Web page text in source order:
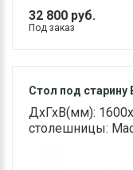
32 800 руб.
Под заказ
Стол под старину
ДхГхВ(мм):
столешницы: